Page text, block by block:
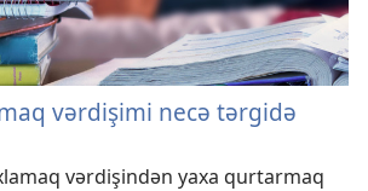
vərdişimi necə tərgidə
vərdişindən yaxa qurtarmaq